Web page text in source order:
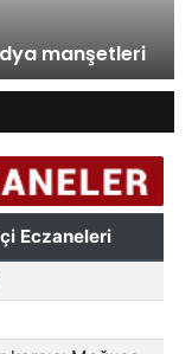
Medya